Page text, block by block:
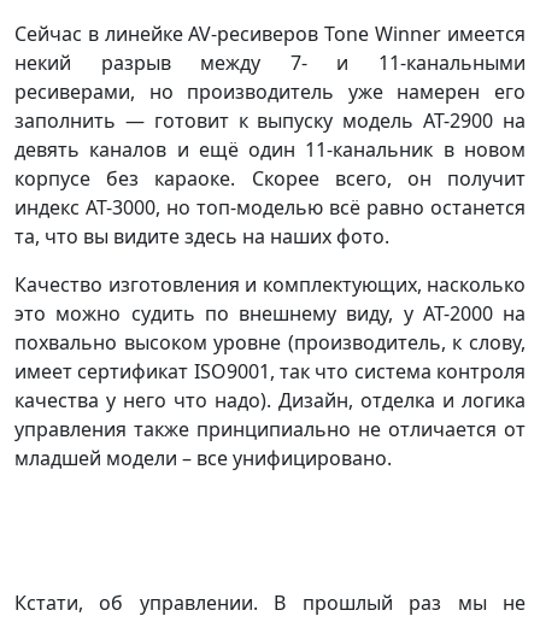
Сейчас в линейке AV-ресиверов Tone Winner имеется
некий разрыв между 7- и 11-канальными
ресиверами, но производитель уже намерен его
заполнить — готовит к выпуску модель AT-2900 на
девять каналов и ещё один 11-канальник в новом
корпусе без караоке. Скорее всего, он получит
индекс AT-3000, но топ-моделью всё равно останется
та, что вы видите здесь на наших фото.
Качество изготовления и комплектующих, насколько
это можно судить по внешнему виду, у AT-2000 на
похвально высоком уровне (производитель, к слову,
имеет сертификат ISO9001, так что система контроля
качества у него что надо). Дизайн, отделка и логика
управления также принципиально не отличается от
младшей модели – все унифицировано.
Кстати, об управлении. В прошлый раз мы не